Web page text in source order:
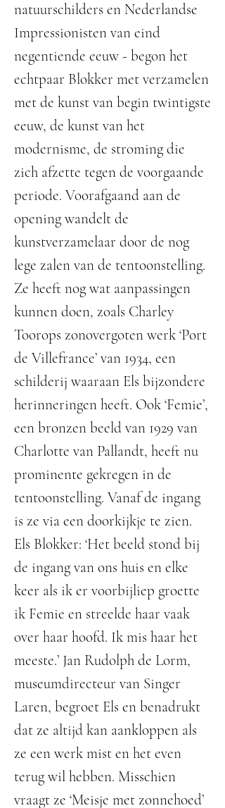
natuurschilders en Nederlandse
Impressionisten van eind
negentiende eeuw - begon het
echtpaar Blokker met verzamelen
met de kunst van begin twintigste
eeuw, de kunst van het
modernisme, de stroming die
zich afzette tegen de voorgaande
periode. Voorafgaand aan de
opening wandelt de
kunstverzamelaar door de nog
lege zalen van de tentoonstelling.
Ze heeft nog wat aanpassingen
kunnen doen, zoals Charley
Toorops zonovergoten werk ‘Port
de Villefrance’ van 1934, een
schilderij waaraan Els bijzondere
herinneringen heeft. Ook ‘Femie’,
een bronzen beeld van 1929 van
Charlotte van Pallandt, heeft nu
prominente gekregen in de
tentoonstelling. Vanaf de ingang
is ze via een doorkijkje te zien.
Els Blokker: ‘Het beeld stond bij
de ingang van ons huis en elke
keer als ik er voorbijliep groette
ik Femie en streelde haar vaak
over haar hoofd. Ik mis haar het
meeste.’ Jan Rudolph de Lorm,
museumdirecteur van Singer
Laren, begroet Els en benadrukt
dat ze altijd kan aankloppen als
ze een werk mist en het even
terug wil hebben. Misschien
vraagt ze ‘Meisje met zonnehoed’